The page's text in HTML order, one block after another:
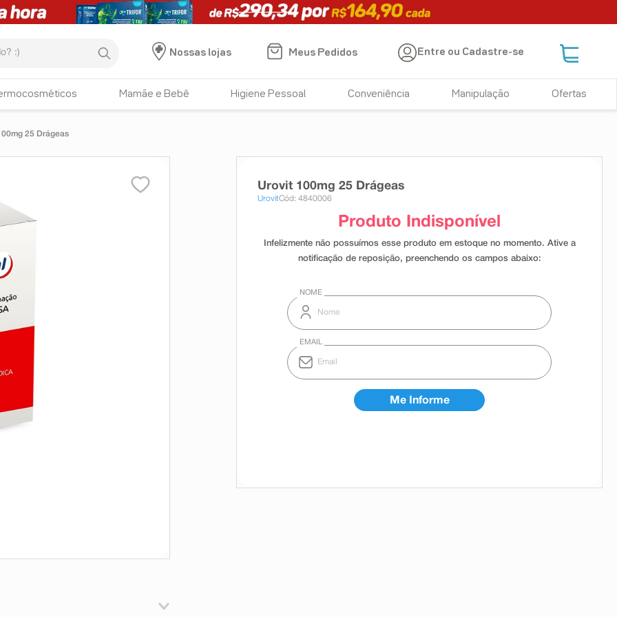
Nossas lojas
Meus Pedidos Entre ou Cadastre-se
Mamãe e Bebê Higiene Pessoal Conveniência Manipulação Ofertas
25 Drágeas
Urovit 100mg 25 Drágeas
UrovitCód: 4840006